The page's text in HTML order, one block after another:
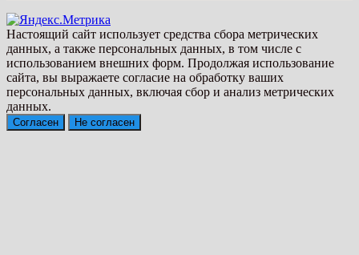
Настоящий сайт использует средства сбора метрических
данных, а также персональных данных, в том числе с
использованием внешних форм. Продолжая использование
сайта, вы выражаете согласие на обработку ваших
персональных данных, включая сбор и анализ метрических
данных.
Согласен Не согласен